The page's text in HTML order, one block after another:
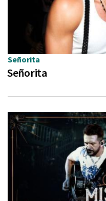
Señorita
Señorita